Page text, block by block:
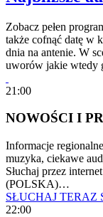
Zobacz pełen
także cofnąć datę w
dnia na antenie. W
uworów jakie wtedy
21:00
NOWOŚCI I
Informacje
muzyka, ciekawe
Słuchaj przez
(POLSKA)…
SŁUCHAJ TERAZ
22:00